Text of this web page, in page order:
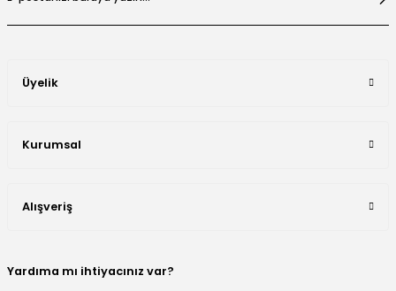
Üyelik
Kurumsal
Alışveriş
Yardıma mı ihtiyacınız var?